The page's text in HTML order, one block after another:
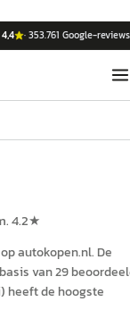
4,4 ·353.761 Google-reviews
4.2★
opautokopen.nl. De
van29
heeft de hoogste